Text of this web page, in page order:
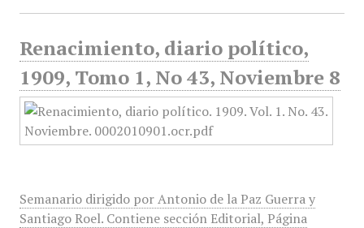
Renacimiento, diario político,
1909, Tomo 1, No 43, Noviembre 8
Semanario dirigido por Antonio de la Paz Guerra y
Santiago Roel. Contiene sección Editorial, Página